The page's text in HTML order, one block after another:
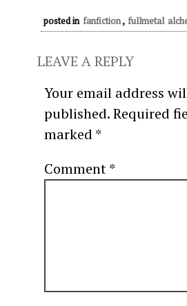
posted in fanfiction, fullmetal
LEAVE A REPLY
Your email address
published.Required
marked *
Comment*